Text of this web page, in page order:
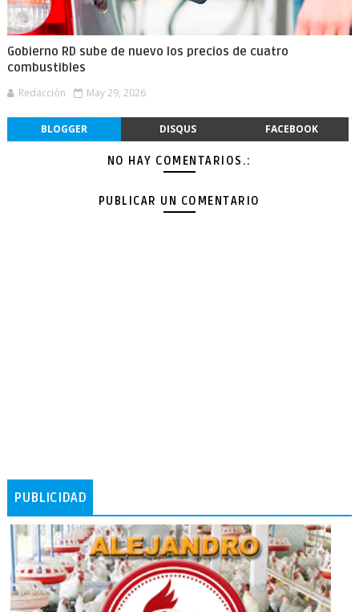
Gobierno RD sube de nuevo los precios de cuatro
combustibles
Redacción May 29, 2026
BLOGGER DISQUS FACEBOOK
NO HAY COMENTARIOS.:
PUBLICAR UN COMENTARIO
PUBLICIDAD